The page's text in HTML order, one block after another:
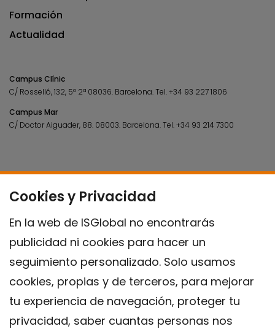
Cookies y Privacidad
En la web de ISGlobal no encontrarás
publicidad ni cookies para hacer un
seguimiento personalizado. Solo usamos
cookies, propias y de terceros, para mejorar
tu experiencia de navegación, proteger tu
privacidad, saber cuantas personas nos
Formación
Actualidad
Campus Clínic
C/ Rosselló, 132, 5º 2ª 08036. Barcelona.Tel.+34 93 227 1806
Campus Mar
C/ Doctor Aiguader, 88. 08003. Barcelona.Tel.+34 93 214 7300